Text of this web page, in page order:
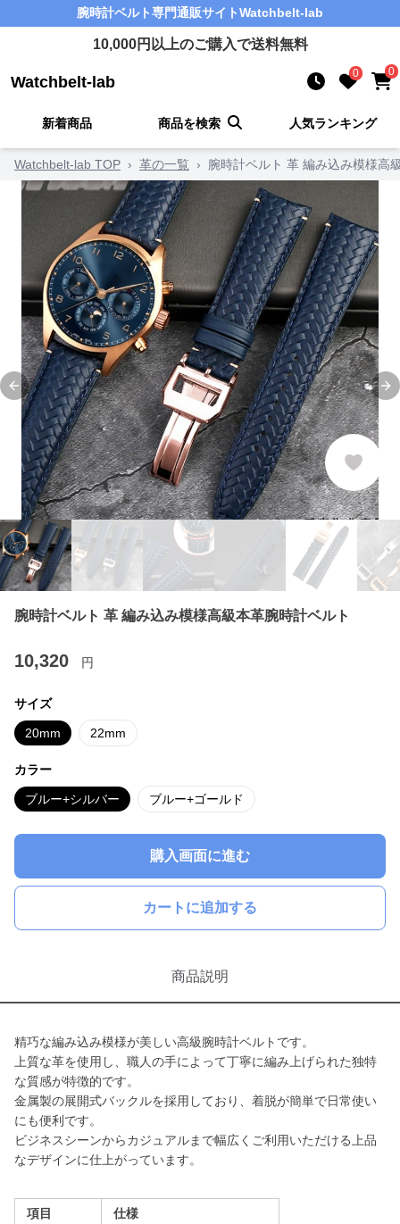
腕時計ベルト専門通販サイトWatchbelt-lab
10,000円以上のご購入で送料無料
Watchbelt-lab 0 0
新着商品 商品を検索 人気ランキング
Watchbelt-lab TOP › 革の一覧 › 腕時計ベルト 革 編み込み模様高
Previous slide
腕時計ベルト 革 編み込み模様高級本革腕時計ベルト
10,320 円
サイズ
20mm 22mm
カラー
ブルー+シルバー ブルー+ゴールド
購入画面に進む
カートに追加する
商品説明
精巧な編み込み模様が美しい高級腕時計ベルトです。
上質な革を使用し、職人の手によって丁寧に編み上げられた独特
な質感が特徴的です。
金属製の展開式バックルを採用しており、着脱が簡単で日常使い
にも便利です。
ビジネスシーンからカジュアルまで幅広くご利用いただける上品
なデザインに仕上がっています。
項目 仕様